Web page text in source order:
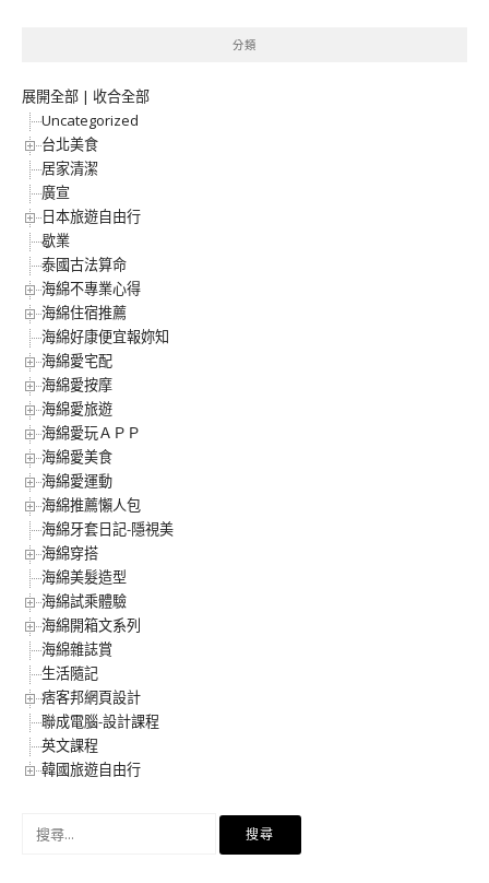
分類
展開全部 | 收合全部
Uncategorized
台北美食
居家清潔
廣宣
日本旅遊自由行
歇業
泰國古法算命
海綿不專業心得
海綿住宿推薦
海綿好康便宜報妳知
海綿愛宅配
海綿愛按摩
海綿愛旅遊
海綿愛玩ＡＰＰ
海綿愛美食
海綿愛運動
海綿推薦懶人包
海綿牙套日記-隱視美
海綿穿搭
海綿美髮造型
海綿試乘體驗
海綿開箱文系列
海綿雜誌賞
生活隨記
痞客邦網頁設計
聯成電腦-設計課程
英文課程
韓國旅遊自由行